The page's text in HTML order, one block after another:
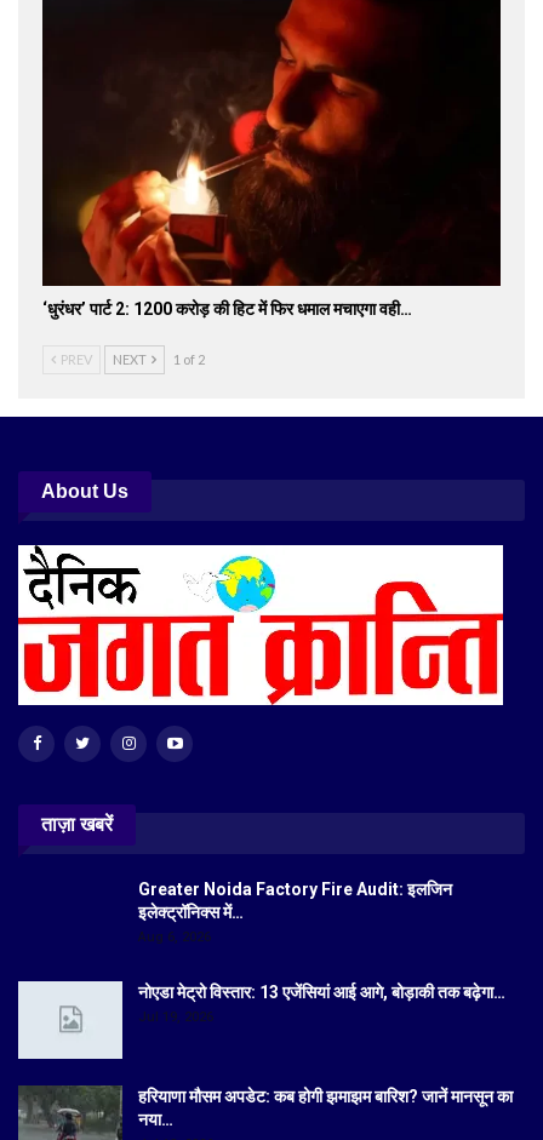
‘धुरंधर’ पार्ट 2: 1200 करोड़ की हिट में फिर धमाल मचाएगा वही…
PREV NEXT 1 of 2
About Us
ताज़ा खबरें
Greater Noida Factory Fire Audit: इलजिन
इलेक्ट्रॉनिक्स में…
Aug 6, 2026
नोएडा मेट्रो विस्तार: 13 एजेंसियां आई आगे, बोड़ाकी तक बढ़ेगा…
Jul 19, 2026
हरियाणा मौसम अपडेट: कब होगी झमाझम बारिश? जानें मानसून का
नया…